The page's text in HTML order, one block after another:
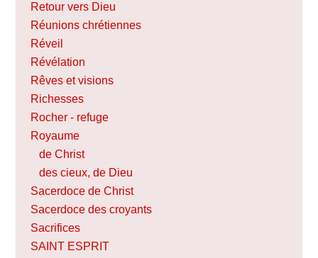
Retour vers Dieu
Réunions chrétiennes
Réveil
Révélation
Rêves et visions
Richesses
Rocher - refuge
Royaume
de Christ
des cieux, de Dieu
Sacerdoce de Christ
Sacerdoce des croyants
Sacrifices
SAINT ESPRIT